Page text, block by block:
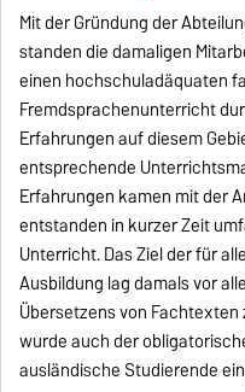
Mit der Gründung der
standen die damaligen
einen hochschuladäquaten
Fremdsprachenunterricht
Erfahrungen auf diesem
entsprechende
Erfahrungen kamen mit der
entstanden in kurzer Zeit
Unterricht. Das Ziel der für
Ausbildung lag damals vor
Übersetzens von
wurde auch der
ausländische Studierende